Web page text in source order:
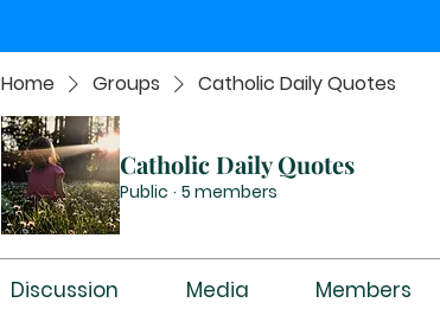
Home Groups Catholic Daily Quotes
Catholic Daily Quotes
Public · 5 members
Discussion Media Members